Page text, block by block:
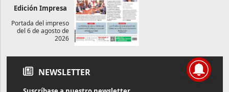
Edición Impresa
Portada del impreso
del 6 de agosto de
2026
NEWSLETTER